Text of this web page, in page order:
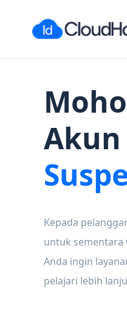
Akun
Kepada
untuk sementara
Anda ingin
pelajari lebih